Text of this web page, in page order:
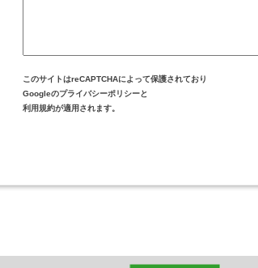
このサイトはreCAPTCHAによって保護されており
Googleのプライバシーポリシーと
利用規約が適用されます。